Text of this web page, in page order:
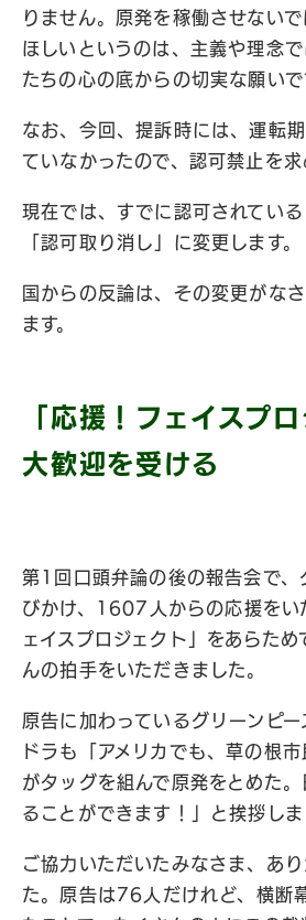
りません。原発を稼働させない
ほしいというのは、主義や理念
たちの心の底からの切実な願いで
なお、今回、提訴時には、運転
ていなかったので、認可禁止を求
現在では、すでに認可されてい
「認可取り消し」に変更します。
国からの反論は、その変更がな
ます。
「応援！フェイスプ
大歓迎を受ける
第1回口頭弁論の後の報告会で、
びかけ、1607人からの応援をい
ェイスプロジェクト」をあらた
んの拍手をいただきました。
原告に加わっているグリーンピ
ドラも「アメリカでも、草の根
がタッグを組んで原発をとめた
ることができます！」と挨拶しま
ご協力いただいたみなさま、あ
た。原告は76人だけれど、横断